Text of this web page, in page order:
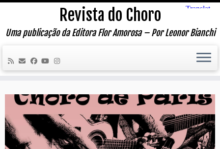
Skip
content
Revista do Choro
Uma publicação da Editora Flor Amorosa – Por Leonor Bianchi